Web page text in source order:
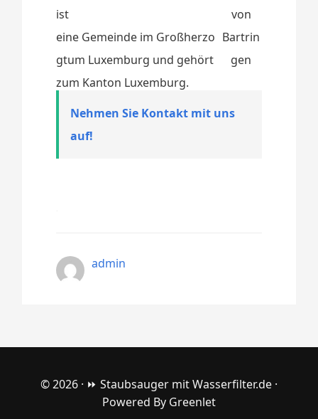
ist
eine Gemeinde im Großherzo
gtum Luxemburg und gehört
zum Kanton Luxemburg.
Nehmen Sie Kontakt mit uns
auf!
admin
© 2026 · ⏩ Staubsauger mit Wasserfilter.de ·
Powered By Greenlet